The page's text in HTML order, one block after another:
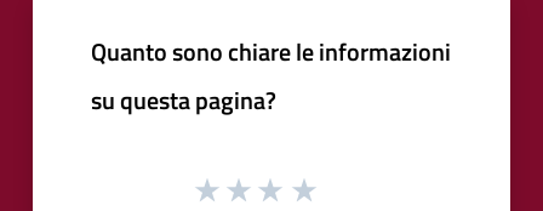
Quanto sono chiare le informazioni
su questa pagina?